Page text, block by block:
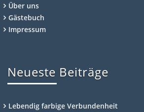
Über uns
Gästebuch
Impressum
Neueste Beiträge
Lebendig farbige Verbundenheit